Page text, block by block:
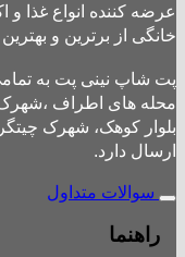
عرضه کننده انواع غذا و
خانگی از برترین و
محله های اطراف ،شهرک
بلوار کوهک، شهرک
ارسال دارد.
سوالات متداول
راهنما